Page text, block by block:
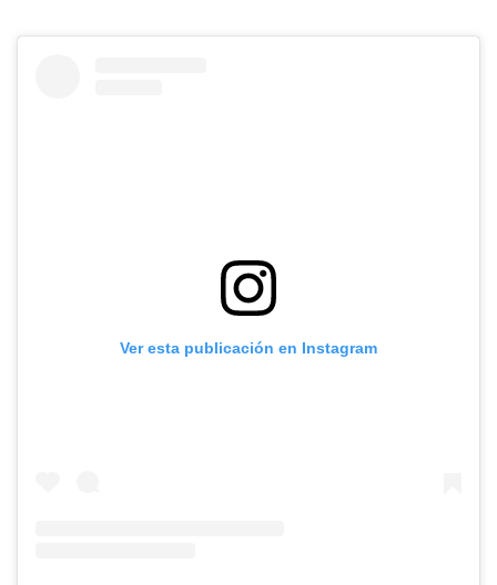
Ver esta publicación en Instagram